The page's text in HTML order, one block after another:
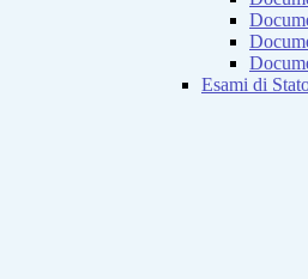
Esami di